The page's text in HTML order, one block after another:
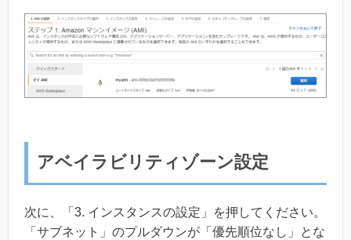
アベイラビリティゾーン設定
次に、「3. インスタンスの設定」を押してください。
「サブネット」のプルダウンが「優先順位なし」とな